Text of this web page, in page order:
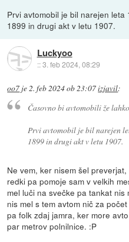
Prvi avtomobil je bil narejen
1899 in drugi akt v letu 1907.
Luckyoo
::3. feb 2024, 08:29
oo7 je 2. feb 2024 ob 23:07izjavil:
Časovno bi avtomobili že
Prvi avtomobil je bil narejen
1899 in drugi akt v letu 1907.
Ne vem, ker nisem šel
redki pa pomoje sam v velkih
mel luči na svečke pa tankat
nis mel s tem avtom nič za
pa folk zdaj jamra, ker more
par metrov polnilnice. :P